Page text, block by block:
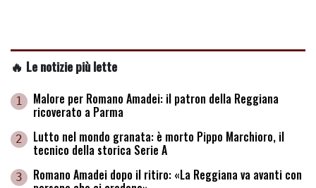
🔥 Le notizie più lette
1 Malore per Romano Amadei: il patron della Reggiana
ricoverato a Parma
2 Lutto nel mondo granata: è morto Pippo Marchioro, il
tecnico della storica Serie A
3 Romano Amadei dopo il ritiro: «La Reggiana va avanti con